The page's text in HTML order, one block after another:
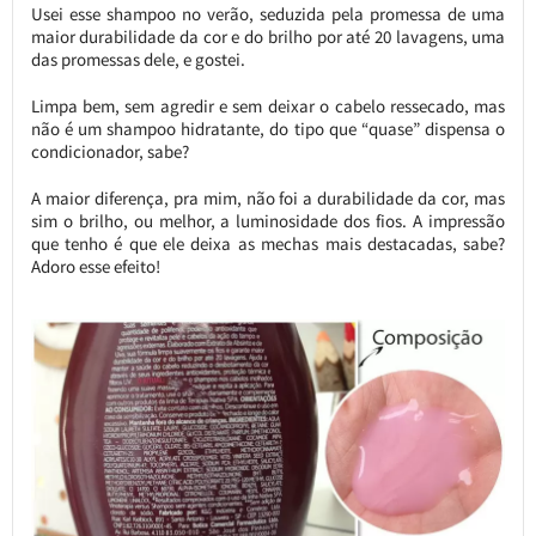
Usei esse shampoo no verão, seduzida pela promessa de uma
maior durabilidade da cor e do brilho por até 20 lavagens, uma
das promessas dele, e gostei.
Limpa bem, sem agredir e sem deixar o cabelo ressecado, mas
não é um shampoo hidratante, do tipo que “quase” dispensa o
condicionador, sabe?
A maior diferença, pra mim, não foi a durabilidade da cor, mas
sim o brilho, ou melhor, a luminosidade dos fios. A impressão
que tenho é que ele deixa as mechas mais destacadas, sabe?
Adoro esse efeito!